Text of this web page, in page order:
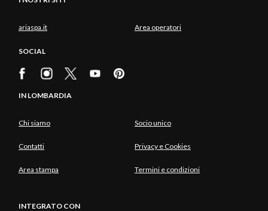
ariaspa.it Area operatori
SOCIAL
IN LOMBARDIA
Chi siamo Socio unico
Contatti Privacy e Cookies
Area stampa Termini e condizioni
INTEGRATO CON